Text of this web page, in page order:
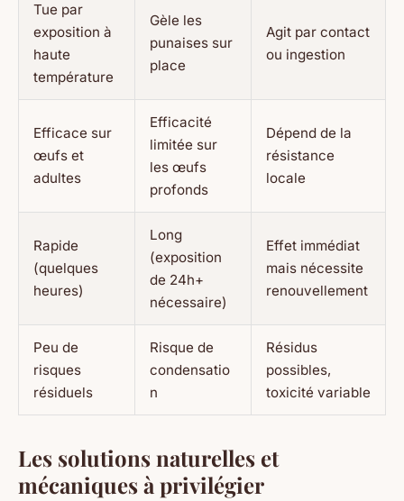
Tue par
exposition à
haute
température
Gèle les
punaises sur
place
Agit par contact
ou ingestion
Efficace sur
œufs et
adultes
Efficacité
limitée sur
les œufs
profonds
Dépend de la
résistance
locale
Rapide
(quelques
heures)
Long
(exposition
de 24h+
nécessaire)
Effet immédiat
mais nécessite
renouvellement
Peu de
risques
résiduels
Risque de
condensatio
n
Résidus
possibles,
toxicité variable
Les solutions naturelles et
mécaniques à privilégier